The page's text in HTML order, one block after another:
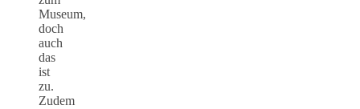
Museum,
doch
auch
das
ist
zu.
Zudem